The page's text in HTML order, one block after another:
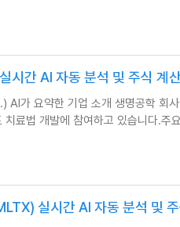
간 AI 자동 분석 및 주식 계산
가 요약한 기업 소개 생명공학
료법 개발에 참여하고 있습니다.
실시간 AI 자동 분석 및 주